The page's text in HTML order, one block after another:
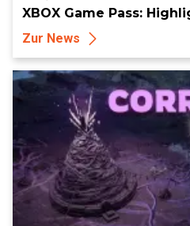
XBOX Game Pass:
Zur News